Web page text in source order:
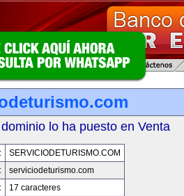
lo ha puesto en Venta
SERVICIODETURISMO.COM
serviciodeturismo.com
17 caracteres